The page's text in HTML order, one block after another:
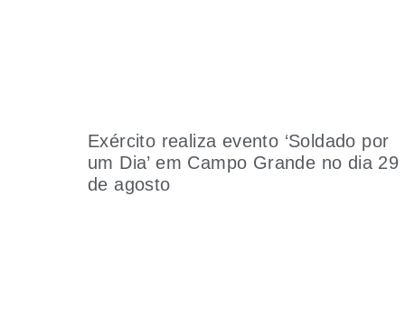
Exército realiza evento ‘Soldado por
um Dia’ em Campo Grande no dia 29
de agosto